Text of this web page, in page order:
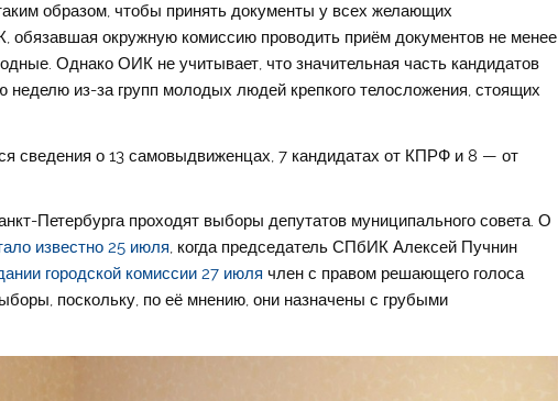
образом, чтобы принять документы у всех желающих
обязавшая окружную комиссию проводить приём документов не менее
Однако ОИК не учитывает, что значительная часть кандидатов
из-за групп молодых людей крепкого телосложения, стоящих
сведения о 13 самовыдвиженцах, 7 кандидатах от КПРФ и 8 — от
Петербурга проходят выборы депутатов муниципального совета. О
известно 25 июля, когда председатель СПбИК Алексей Пучнин
городской комиссии 27 июля член с правом решающего голоса
поскольку, по её мнению, они назначены с грубыми